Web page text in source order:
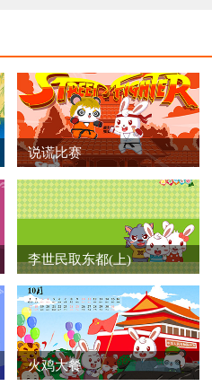
说谎比赛
李世民取东都(上)
火鸡大餐